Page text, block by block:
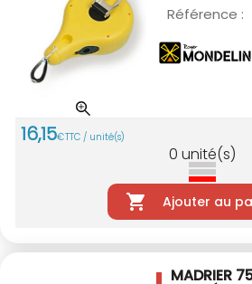
Référence :
16,15€TTC / unité(s)
0 unité(s)
Ajouter au
MADRIER